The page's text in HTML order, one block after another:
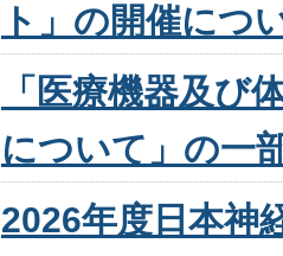
ト」の開催につ
「医療機器及び
について」の一
2026年度日本神